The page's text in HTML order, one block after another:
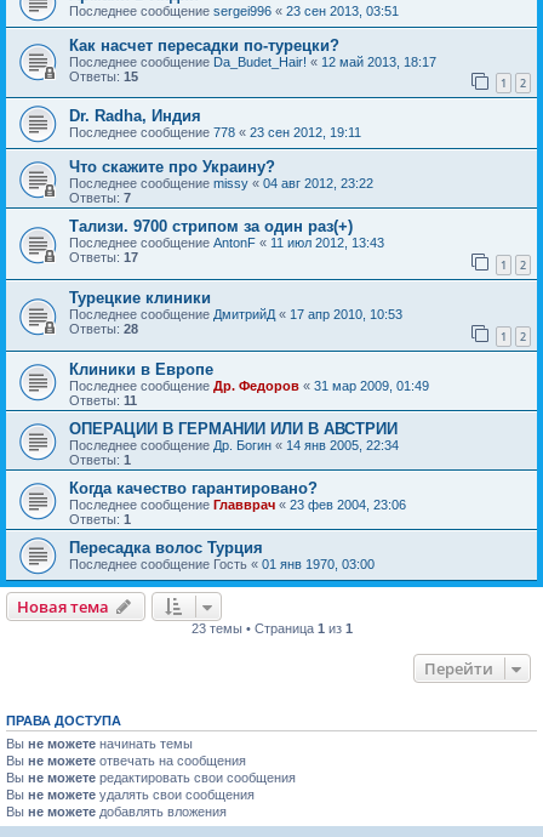
Последнее сообщение sergei996 « 23 сен 2013, 03:51
Как насчет пересадки по-турецки?
Последнее сообщение Da_Budet_Hair! « 12 май 2013, 18:17
Ответы: 15 1 2
Dr. Radha, Индия
Последнее сообщение 778 « 23 сен 2012, 19:11
Что скажите про Украину?
Последнее сообщение missy « 04 авг 2012, 23:22
Ответы: 7
Тализи. 9700 стрипом за один раз(+)
Последнее сообщение AntonF « 11 июл 2012, 13:43
Ответы: 17 1 2
Турецкие клиники
Последнее сообщение ДмитрийД « 17 апр 2010, 10:53
Ответы: 28 1 2
Клиники в Европе
Последнее сообщение Др. Федоров « 31 мар 2009, 01:49
Ответы: 11
ОПЕРАЦИИ В ГЕРМАНИИ ИЛИ В АВСТРИИ
Последнее сообщение Др. Богин « 14 янв 2005, 22:34
Ответы: 1
Когда качество гарантировано?
Последнее сообщение Главврач « 23 фев 2004, 23:06
Ответы: 1
Пересадка волос Турция
Последнее сообщение Гость « 01 янв 1970, 03:00
Новая тема
23 темы • Страница 1 из 1
Перейти
ПРАВА ДОСТУПА
Вы не можете начинать темы
Вы не можете отвечать на сообщения
Вы не можете редактировать свои сообщения
Вы не можете удалять свои сообщения
Вы не можете добавлять вложения